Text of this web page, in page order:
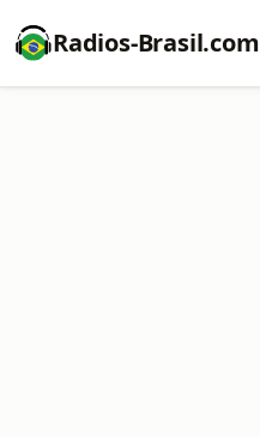
Radios-Brasil.com